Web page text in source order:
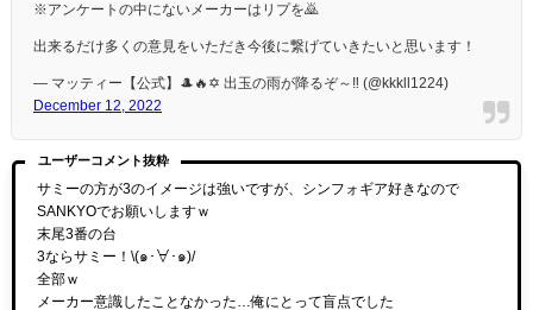
※アンケートの中にないメーカーはリプを🙇
出来るだけ多くの意見をいただき今後に繋げていきたいと思います！
— マッティー【公式】🎩🔥✡ 出玉の雨が降るぞ～‼️ (@kkkll1224)
December 12, 2022
ユーザーコメント抜粋
サミーの方が3のイメージは強いですが、シンフォギア好きなので
SANKYOでお願いしますｗ
末尾3番の台
3ならサミー！\(๑･∀･๑)/
全部ｗ
メーカー意識したことなかった…俺にとって盲点でした